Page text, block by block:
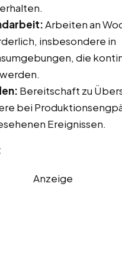
Arbeiten an
insbesondere in
die
Bereitschaft zu
bei
Ereignissen.
Anzeige